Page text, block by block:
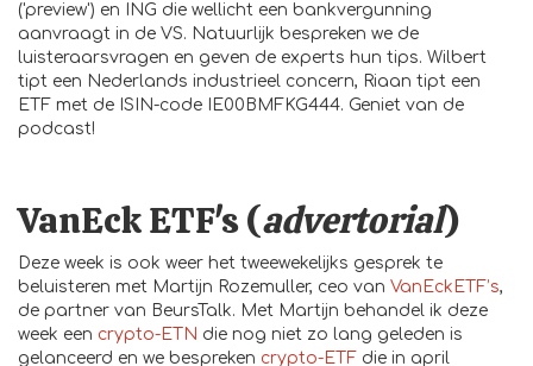
('preview') en ING die wellicht een bankvergunning
aanvraagt in de VS. Natuurlijk bespreken we de
luisteraarsvragen en geven de experts hun tips. Wilbert
tipt een Nederlands industrieel concern, Riaan tipt een
ETF met de ISIN-code IE00BMFKG444. Geniet van de
podcast!
VanEck ETF's (advertorial)
Deze week is ook weer het tweewekelijks gesprek te
beluisteren met Martijn Rozemuller, ceo van VanEckETF’s,
de partner van BeursTalk. Met Martijn behandel ik deze
week een crypto-ETN die nog niet zo lang geleden is
gelanceerd en we bespreken crypto-ETF die in april